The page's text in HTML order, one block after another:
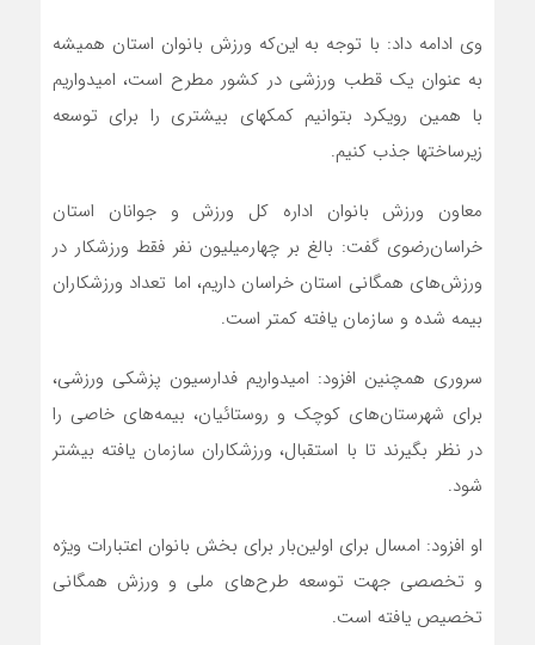
وی ادامه داد: با توجه به این‌که ورزش بانوان استان همیشه
به عنوان یک قطب ورزشی در کشور مطرح است، امیدواریم
با همین رویکرد بتوانیم کمک‎های بیشتری را برای توسعه
زیرساخت‎ها جذب کنیم.
معاون ورزش بانوان اداره کل ورزش و جوانان استان‌
خراسان‌رضوی گفت: بالغ بر چهارمیلیون نفر فقط ورزشکار در
ورزش‌های همگانی استان خراسان داریم، اما تعداد ورزشکاران
بیمه شده و سازمان یافته کمتر است.
سروری هم‏چنین افزود: امیدواریم فدارسیون پزشکی ورزشی،
برای شهرستان‌های کوچک و روستائیان، بیمه‌های خاصی را
در نظر بگیرند تا با استقبال، ورزشکاران سازمان یافته بیشتر
شود.
او افزود: امسال برای اولین‌بار برای بخش بانوان اعتبارات ویژه
و تخصصی جهت توسعه طرح‌های ملی و ورزش همگانی
تخصیص یافته است.